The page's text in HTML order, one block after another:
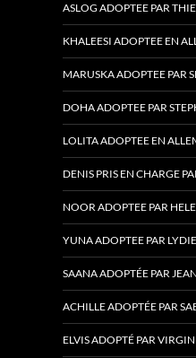
ASLOG ADOPTEE PAR
KHALEESI ADOPTEE EN
MARUSKA ADOPTEE PAR
DOHA ADOPTEE PAR
LOLITA ADOPTEE EN
DENIS PRIS EN CHARGE
NOOR ADOPTEE PAR
YUNA ADOPTEE PAR
SAANA ADOPTÉE PAR
ACHILLE ADOPTÉE PAR
ELVIS ADOPTÉ PAR